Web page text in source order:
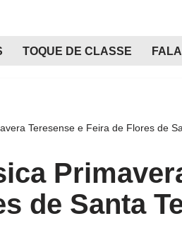
TOQUE DE CLASSE
Teresense e Feira de Flores de
de Santa